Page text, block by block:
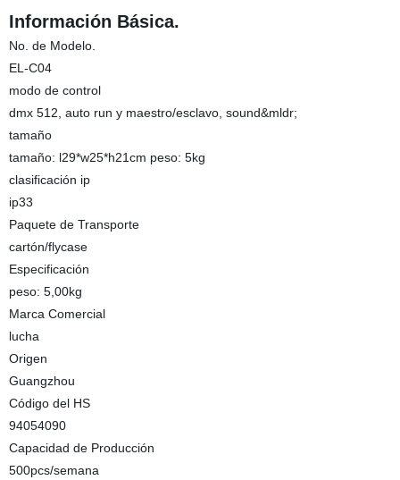
Información Básica.
No. de Modelo.
EL-C04
modo de control
dmx 512, auto run y maestro/esclavo, sound&mldr;
tamaño
tamaño: l29*w25*h21cm peso: 5kg
clasificación ip
ip33
Paquete de Transporte
cartón/flycase
Especificación
peso: 5,00kg
Marca Comercial
lucha
Origen
Guangzhou
Código del HS
94054090
Capacidad de Producción
500pcs/semana